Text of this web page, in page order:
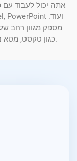
כגון טקסט, מטא נתונים, תמונות, טבלאות ואפילו תוכן קובץ גולמי.